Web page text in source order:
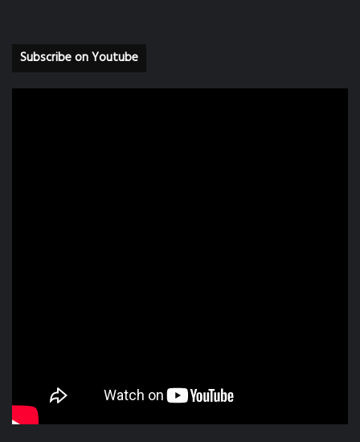
Subscribe on Youtube